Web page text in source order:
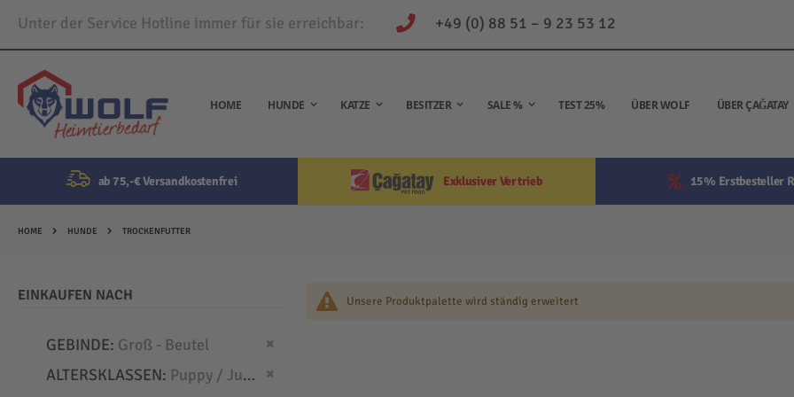
Unter der Service Hotline immer für sie erreichbar: +49 (0) 88 51 – 9 23 53 12
Direkt
zum
Inhalt
HOME HUNDE KATZE BESITZER SALE % TEST 25% ÜBER WOLF ÜBER ÇAĞATAY
ab 75,-€ Versandkostenfrei Exklusiver Vertrieb 15% Erstbesteller
HOME HUNDE TROCKENFUTTER
Unsere Produktpalette wird ständig erweitert
EINKAUFEN NACH
GEBINDE Groß - Beutel
ALTERSKLASSEN Puppy / Junior